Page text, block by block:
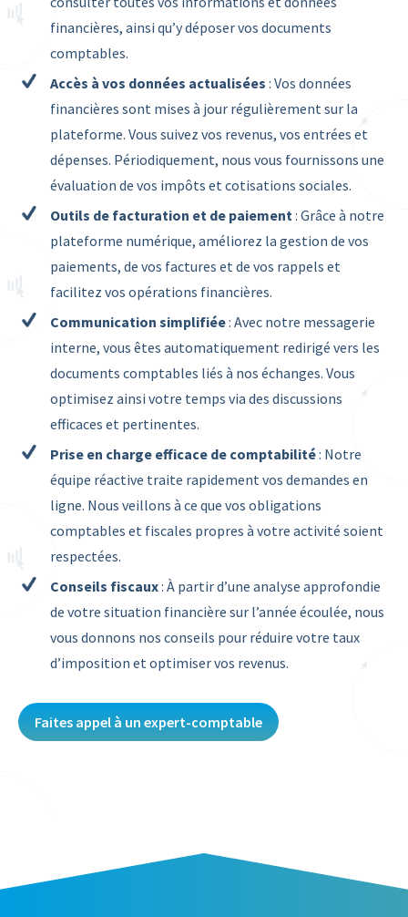
financières, ainsi qu’y déposer vos documents
comptables.
Accès à vos données actualisées : Vos données
financières sont mises à jour régulièrement sur la
plateforme. Vous suivez vos revenus, vos entrées et
dépenses. Périodiquement, nous vous fournissons une
évaluation de vos impôts et cotisations sociales.
Outils de facturation et de paiement : Grâce à notre
plateforme numérique, améliorez la gestion de vos
paiements, de vos factures et de vos rappels et
facilitez vos opérations financières.
Communication simplifiée: Avec notre messagerie
interne, vous êtes automatiquement redirigé vers les
documents comptables liés à nos échanges. Vous
optimisez ainsi votre temps via des discussions
efficaces et pertinentes.
Prise en charge efficace de comptabilité: Notre
équipe réactive traite rapidement vos demandes en
ligne. Nous veillons à ce que vos obligations
comptables et fiscales propres à votre activité soient
respectées.
Conseils fiscaux: À partir d’une analyse approfondie
de votre situation financière sur l’année écoulée, nous
vous donnons nos conseils pour réduire votre taux
d’imposition et optimiser vos revenus.
Faites appel à un expert-comptable